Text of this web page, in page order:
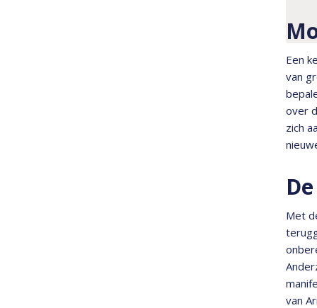
Een
van
over
zich
Met
van